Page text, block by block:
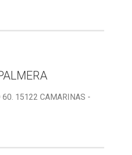
60. 15122 CAMARINAS -